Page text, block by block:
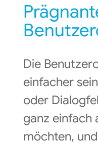
Die
einfacher
oder
ganz einfach
möchten,